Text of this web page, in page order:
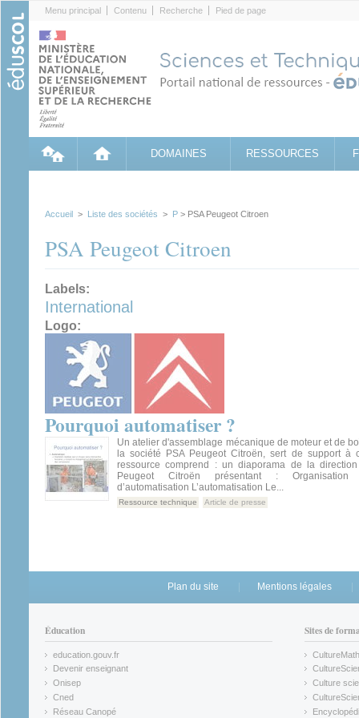
Menu principal Contenu Recherche Pied de page
DOMAINES RESSOURCES
Accueil > Liste des sociétés > P > PSA Peugeot Citroen
PSA Peugeot Citroen
Labels:
International
Logo:
Pourquoi automatiser ?
Un atelier d'assemblage mécanique de moteur et de
la société PSA Peugeot Citroën, sert de support à
ressource comprend : un diaporama de la
Peugeot Citroën présentant : Organisation
d’automatisation L’automatisation Le...
Ressource technique Article de presse
Plan du site Mentions légales
Éducation
education.gouv.fr
(link is external)
Devenir enseignant
(link is external)
Onisep
(link is external)
Cned
(link is external)
Réseau Canopé
Sites de
CultureMath
(link is
(link is
Culture
(link is